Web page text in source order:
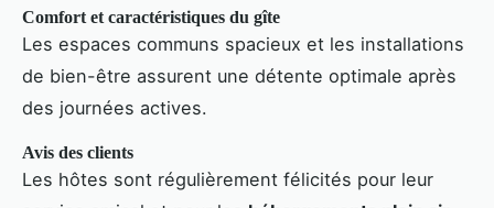
Comfort et caractéristiques du gîte
Les espaces communs spacieux et les installations
de bien-être assurent une détente optimale après
des journées actives.
Avis des clients
Les hôtes sont régulièrement félicités pour leur